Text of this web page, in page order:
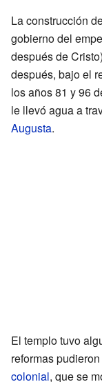
La construcción
gobierno del
después de
después, bajo el
los años 81 y 96
le llevó agua a
Augusta.
El templo tuvo
reformas
colonial, que se